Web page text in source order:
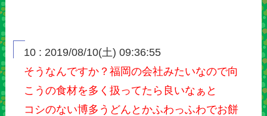
10 : 2019/08/10(土) 09:36:55
そうなんですか？福岡の会社みたいなので向
こうの食材を多く扱ってたら良いなぁと
コシのない博多うどんとかふわっふわでお餅